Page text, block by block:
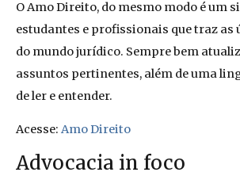
O Amo Direito, do mesmo modo é um
estudantes e profissionais que traz
do mundo jurídico. Sempre bem
assuntos pertinentes, além de uma
de ler e entender.
Acesse: Amo Direito
Advocacia in foco